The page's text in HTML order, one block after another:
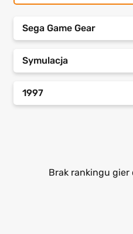
Sega Game Gear
Symulacja
1997
Brak rankingu